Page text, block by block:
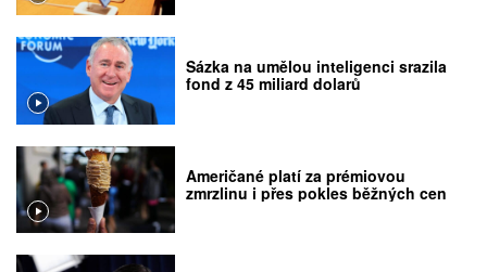
Sázka na umělou inteligenci srazila
fond z 45 miliard dolarů
Američané platí za prémiovou
zmrzlinu i přes pokles běžných cen